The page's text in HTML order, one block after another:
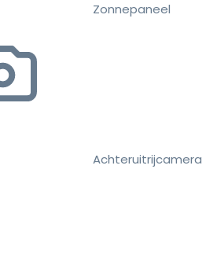
Zonnepaneel
Achteruitrijcamera